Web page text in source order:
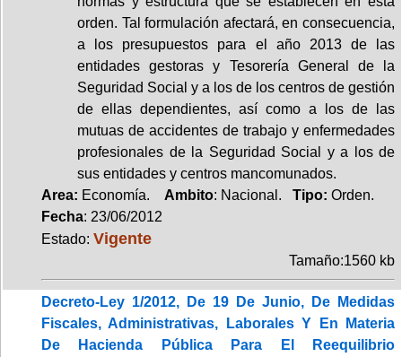
orden. Tal formulación afectará, en consecuencia,
a los presupuestos para el año 2013 de las
entidades gestoras y Tesorería General de la
Seguridad Social y a los de los centros de gestión
de ellas dependientes, así como a los de las
mutuas de accidentes de trabajo y enfermedades
profesionales de la Seguridad Social y a los de
sus entidades y centros mancomunados.
Area: Economía. Ambito: Nacional. Tipo: Orden.
Fecha: 23/06/2012
Estado: Vigente
Tamaño:1560 kb
Decreto-Ley 1/2012, De 19 De Junio, De Medidas
Fiscales, Administrativas, Laborales Y En Materia
De Hacienda Pública Para El Reequilibrio